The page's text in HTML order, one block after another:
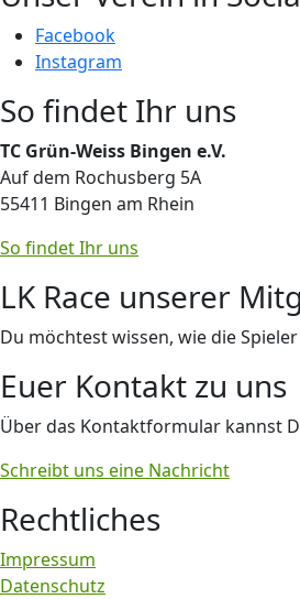
Facebook
Instagram
So findet Ihr uns
TC Grün-Weiss Bingen e.V.
Auf dem Rochusberg 5A
55411 Bingen am Rhein
So findet Ihr uns
LK Race unserer
Du möchtest wissen, wie die
Euer Kontakt zu uns
Über das Kontaktformular kannst
Schreibt uns eine Nachricht
Rechtliches
Impressum
Datenschutz